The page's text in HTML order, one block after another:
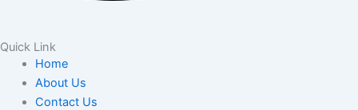
Quick Link
Home
About Us
Contact Us